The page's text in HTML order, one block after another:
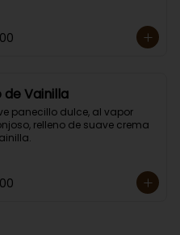
de Vainilla
panecillo dulce, al vapor
relleno de suave crema